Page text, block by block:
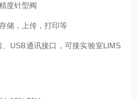
度针型阀
储，上传，打印等
USB通讯接口，可接实验室LIMS